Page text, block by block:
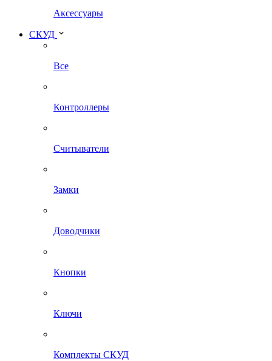
Аксессуары
СКУД
Все
Контроллеры
Считыватели
Замки
Доводчики
Кнопки
Ключи
Комплекты СКУД